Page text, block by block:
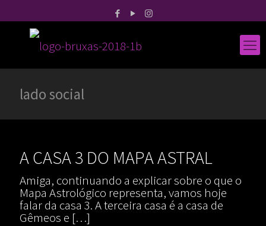
lado social
A CASA 3 DO MAPA ASTRAL
Amiga, continuando a explicar sobre o que o
Mapa Astrológico representa, vamos hoje
falar da casa 3. A terceira casa é a casa de
Gêmeos e […]